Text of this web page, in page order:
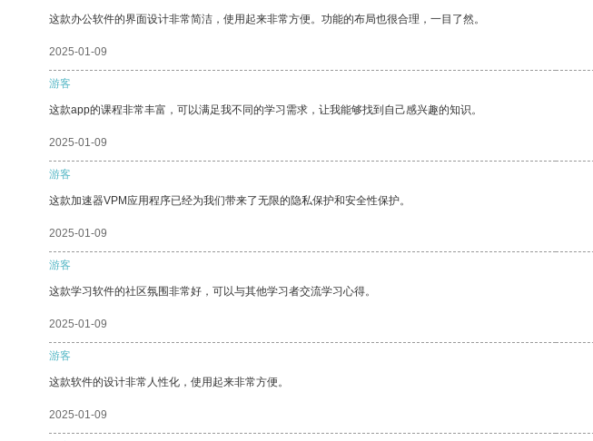
这款办公软件的界面设计非常简洁，使用起来非常方便。功能的布局也很合理，一目了然。
2025-01-09
游客
这款app的课程非常丰富，可以满足我不同的学习需求，让我能够找到自己感兴趣的知识。
2025-01-09
游客
这款加速器VPM应用程序已经为我们带来了无限的隐私保护和安全性保护。
2025-01-09
游客
这款学习软件的社区氛围非常好，可以与其他学习者交流学习心得。
2025-01-09
游客
这款软件的设计非常人性化，使用起来非常方便。
2025-01-09